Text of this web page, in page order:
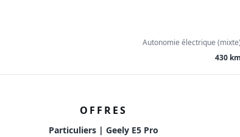
Autonomie électrique
430
OFFRES
Particuliers | Geely E5 Pro